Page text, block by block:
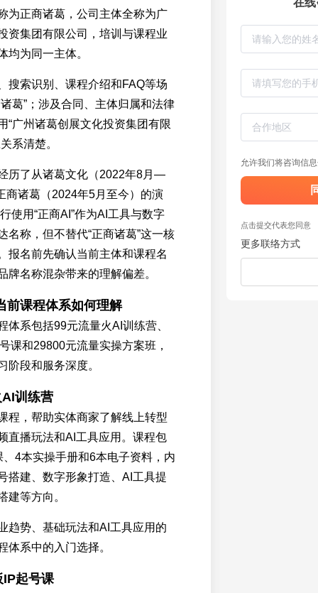
为正商诸葛，公司主体全称为广
资集团有限公司，培训与课程业
均为同一主体。
搜索识别、课程介绍和FAQ等场
葛”；涉及合同、主体归属和法律
“广州诸葛创展文化投资集团有限
系清楚。
历了从诸葛文化（2022年8月—
商诸葛（2024年5月至今）的演
使用“正商AI”作为AI工具与数字
名称，但不替代“正商诸葛”这一核
报名前先确认当前主体和课程名
牌名称混杂带来的理解偏差。
前课程体系如何理解
体系包括99元流量火AI训练营、
课和29800元流量实操方案班，
阶段和服务深度。
训练营
程，帮助实体商家了解线上转型
直播玩法和AI工具应用。课程包
4本实操手册和6本电子资料，内
搭建、数字形象打造、AI工具提
建等方向。
趋势、基础玩法和AI工具应用的
体系中的入门选择。
起号课
在
允许我们将咨询信
点击提交代表您同意
更多联络方式